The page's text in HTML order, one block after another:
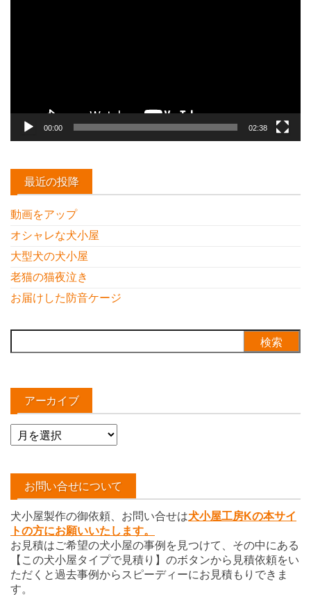
00:00 02:38
最近の投降
動画をアップ
オシャレな犬小屋
大型犬の犬小屋
老猫の猫夜泣き
お届けした防音ケージ
索:
アーカイブ
ア
ー
イ
お問い合せについて
犬小屋製作の御依頼、お問い合せは犬小屋工房Kの本サイ
トの方にお願いいたします。
お見積はご希望の犬小屋の事例を見つけて、その中にある
【この犬小屋タイプで見積り】のボタンから見積依頼をい
ただくと過去事例からスピーディーにお見積もりできま
す。